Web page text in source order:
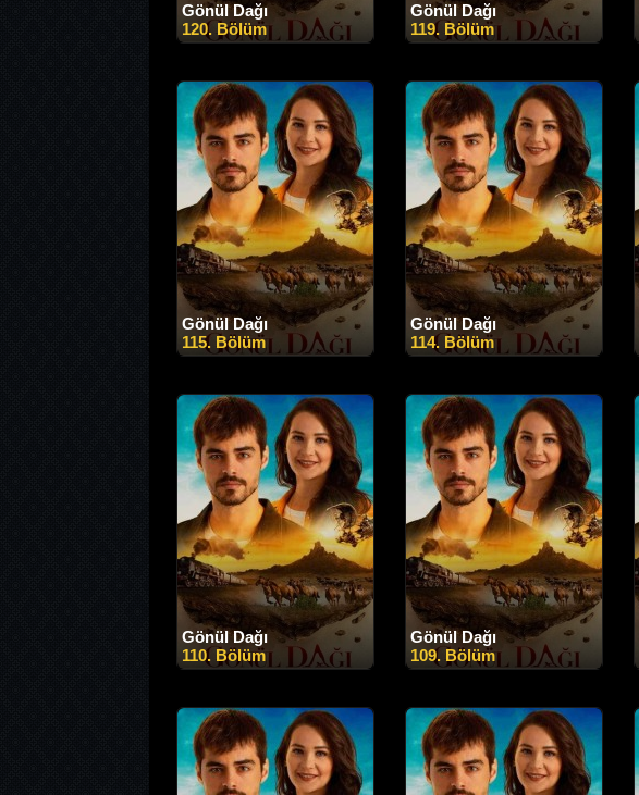
Gönül Dağı
120. Bölüm
Gönül Dağı
119. Bölüm
Gönül Dağı
115. Bölüm
Gönül Dağı
114. Bölüm
Gönül Dağı
110. Bölüm
Gönül Dağı
109. Bölüm